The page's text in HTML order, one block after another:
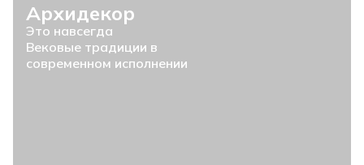
Архидекор
Это навсегда
Вековые традиции в
современном исполнении